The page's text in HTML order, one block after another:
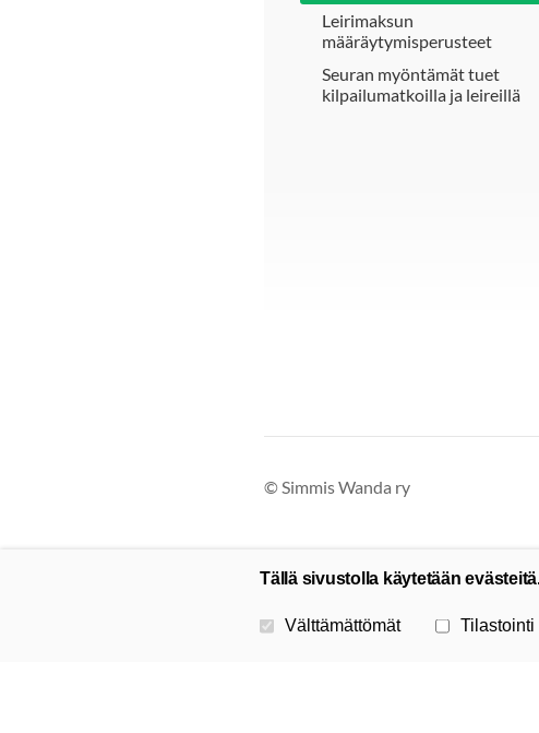
Leirimaksun
määräytymisperusteet
Seuran myöntämät tuet
kilpailumatkoilla ja leireillä
©Simmis Wanda ry
Tällä sivustolla käytetään
Valitse käytettävät evästeet
Välttämättömät Tilastointi